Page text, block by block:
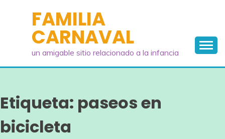
contenidoFAMILIA
CARNAVAL
un amigable sitio relacionado a la infancia
Etiqueta: paseos en
bicicleta